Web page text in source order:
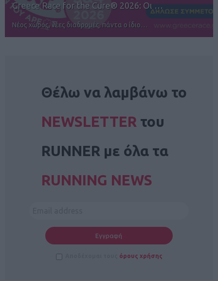
12ος TUI Rhodes Marathon: Άνοιγμα ε…
Αγώνες για όλους στην Ρόδο
Θέλω να λαμβάνω το
NEWSLETTER του
RUNNER με όλα τα
RUNNING NEWS
όρους χρήσης